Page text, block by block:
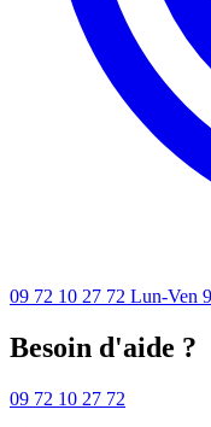
09 72 10 27 72 Lun-Ven
Besoin d'aide ?
09 72 10 27 72